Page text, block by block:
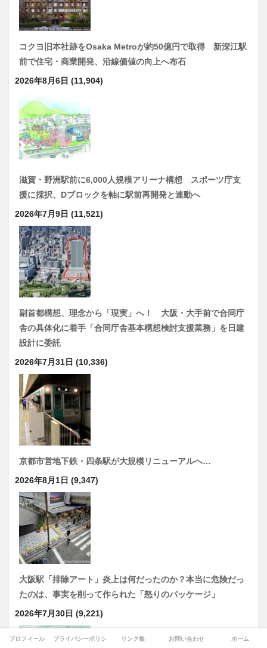
コクヨ旧本社跡をOsaka Metroが約50億円で取得 新深江駅
前で住宅・商業開発、沿線価値の向上へ布石
2026年8月6日 (11,904)
滋賀・野洲駅前に6,000人規模アリーナ構想 スポーツ庁支
援に採択、Dブロックを軸に駅前再開発と連動へ
2026年7月9日 (11,521)
副首都構想、理念から「現実」へ！ 大阪・大手前で合同庁
舎の具体化に着手「合同庁舎基本構想検討支援業務」を日建
設計に委託
2026年7月31日 (10,336)
京都市営地下鉄・四条駅が大規模リニューアルへ…
2026年8月1日 (9,347)
大阪駅「排除アート」炎上は何だったのか？本当に危険だっ
たのは、事実を削って作られた「怒りのパッケージ」
2026年7月30日 (9,221)
プロフィール プライバシーポリシー リンク集 お問い合わせ ホーム